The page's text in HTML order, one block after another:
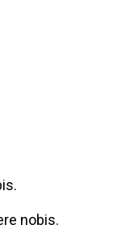
nobis.